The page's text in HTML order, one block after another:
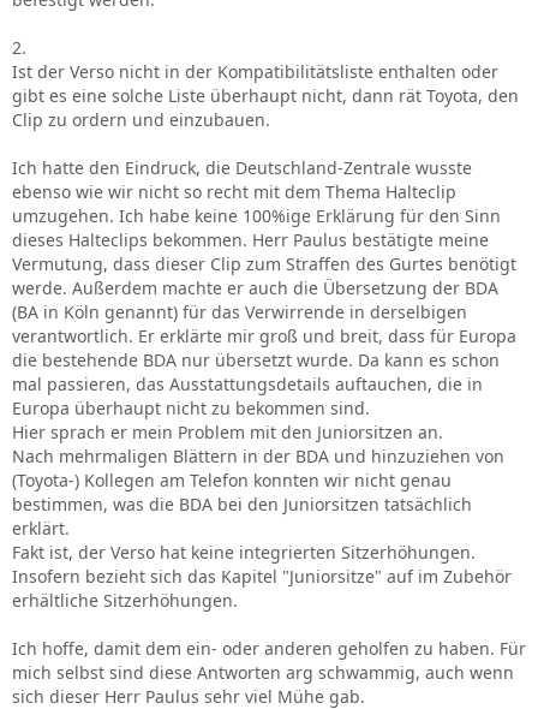
2.
Ist der Verso nicht in der Kompatibilitätsliste enthalten oder
gibt es eine solche Liste überhaupt nicht, dann rät Toyota, den
Clip zu ordern und einzubauen.
Ich hatte den Eindruck, die Deutschland-Zentrale wusste
ebenso wie wir nicht so recht mit dem Thema Halteclip
umzugehen. Ich habe keine 100%ige Erklärung für den Sinn
dieses Halteclips bekommen. Herr Paulus bestätigte meine
Vermutung, dass dieser Clip zum Straffen des Gurtes benötigt
werde. Außerdem machte er auch die Übersetzung der BDA
(BA in Köln genannt) für das Verwirrende in derselbigen
verantwortlich. Er erklärte mir groß und breit, dass für Europa
die bestehende BDA nur übersetzt wurde. Da kann es schon
mal passieren, das Ausstattungsdetails auftauchen, die in
Europa überhaupt nicht zu bekommen sind.
Hier sprach er mein Problem mit den Juniorsitzen an.
Nach mehrmaligen Blättern in der BDA und hinzuziehen von
(Toyota-) Kollegen am Telefon konnten wir nicht genau
bestimmen, was die BDA bei den Juniorsitzen tatsächlich
erklärt.
Fakt ist, der Verso hat keine integrierten Sitzerhöhungen.
Insofern bezieht sich das Kapitel "Juniorsitze" auf im Zubehör
erhältliche Sitzerhöhungen.
Ich hoffe, damit dem ein- oder anderen geholfen zu haben. Für
mich selbst sind diese Antworten arg schwammig, auch wenn
sich dieser Herr Paulus sehr viel Mühe gab.